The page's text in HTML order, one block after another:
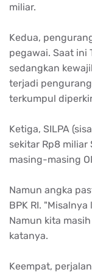
miliar.
Kedua,
pegawai. Saat ini
sedangkan
terjadi
terkumpul
Ketiga, SILPA (sisa
sekitar Rp8 miliar
masing-masing
Namun angka
BPK RI. "Misalnya
Namun kita masih
katanya.
Keempat,